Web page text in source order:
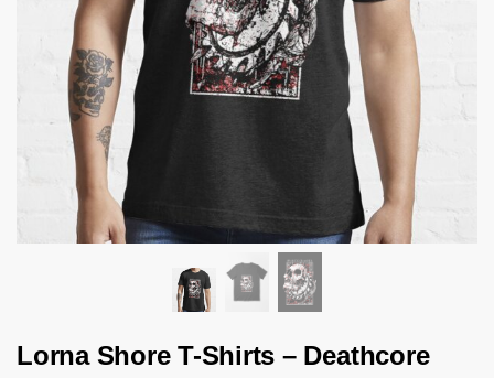
Lorna Shore T-Shirts – Deathcore